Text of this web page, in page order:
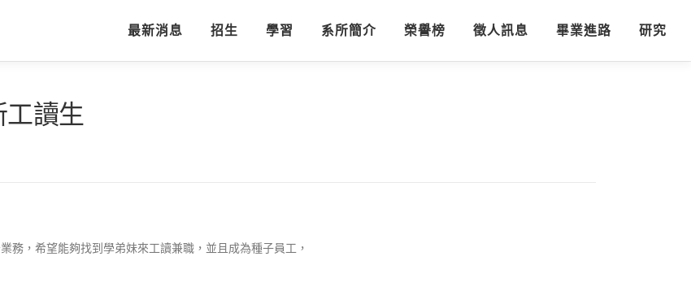
最新消息 招生 學習 系所簡介 榮譽榜 徵人訊息 畢業進路 研究
讀生
務，希望能夠找到學弟妹來工讀兼職，並且成為種子員工，